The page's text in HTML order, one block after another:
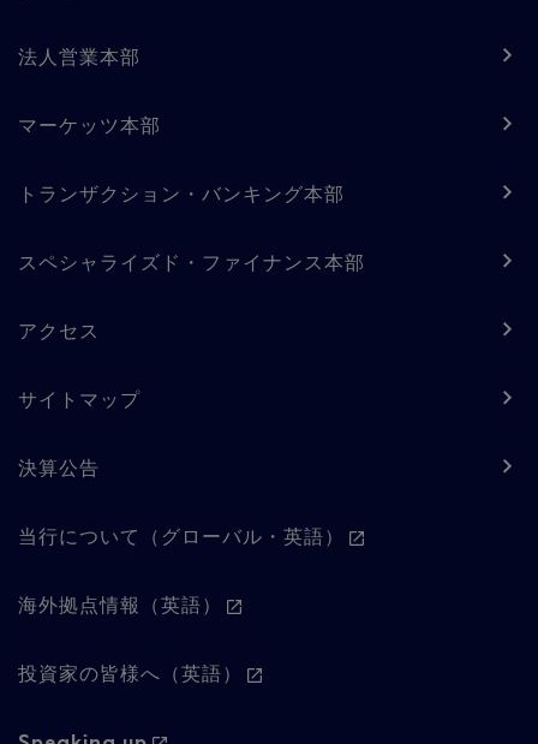
-
Column
法人営業本部
マーケッツ本部
トランザクション・バンキング本部
スペシャライズド・ファイナンス本部
アクセス
サイトマップ
決算公告
Footer
-
Column
2
当行について（グローバル・英語）
海外拠点情報（英語）
投資家の皆様へ（英語）